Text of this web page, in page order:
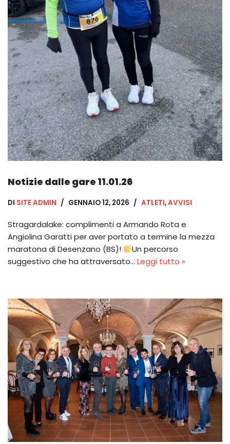
Notizie dalle gare 11.01.26
DI SITE ADMIN GENNAIO 12, 2026 ATLETI,AVVISI
Stragardalake: complimenti a Armando Rota e
Angiolina Garatti per aver portato a termine la mezza
maratona di Desenzano (BS)!
Un percorso
suggestivo che ha attraversato… Leggi tutto »